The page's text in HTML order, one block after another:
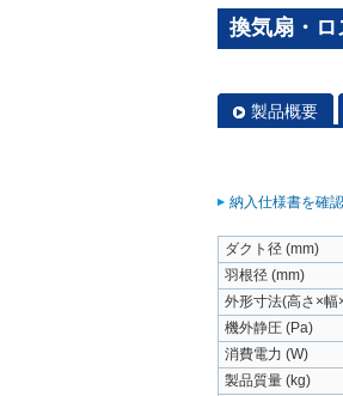
換気扇・
製品概要
納入仕様書を確
ダクト径 (mm)
羽根径 (mm)
外形寸法(高さ×幅
機外静圧 (Pa)
消費電力 (W)
製品質量 (kg)